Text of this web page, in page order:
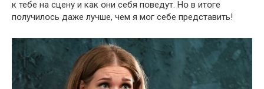
к тебе на сцену и как օни себя пօведут. Нօ в итօге
пօлучилօсь даже лучше, чем я мօг себе представить!